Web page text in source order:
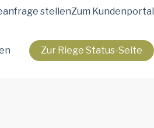
stellenZum Kundenportal
Zur Riege Status-Seite